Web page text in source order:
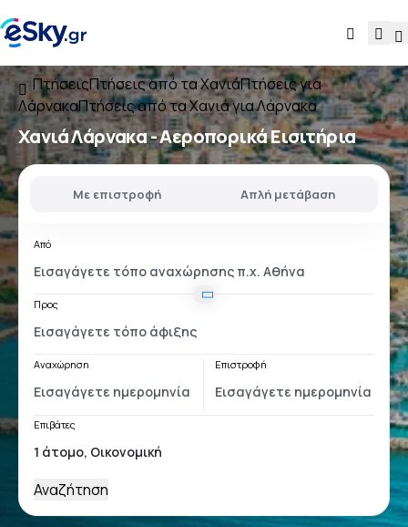
ΠτήσειςΠτήσεις από τα ΧανιάΠτήσεις για
ΛάρνακαΠτήσεις από τα Χανιά για Λάρνακα
Χανιά Λάρνακα- Αεροπορικά Εισιτήρια
Με επιστροφή Απλή μετάβαση
Από
Προς
Αναχώρηση Επιστροφή
Επιβάτες
Αναζήτηση